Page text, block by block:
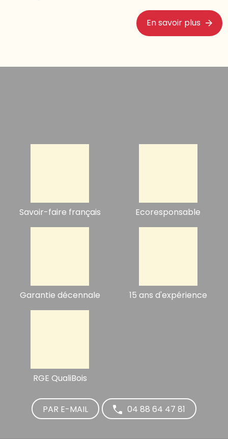
En savoir plus
Savoir-faire français Ecoresponsable
Garantie décennale 15 ans d'expérience
RGE QualiBois
PAR E-MAIL 04 88 64 47 81